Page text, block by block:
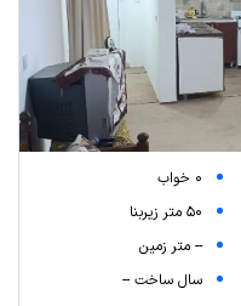
0 خواب
50 متر زیربنا
-- متر زمین
سال ساخت --